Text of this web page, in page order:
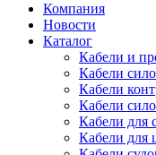
Компания
Новости
Каталог
Кабели и
Кабели
Кабели
Кабели
Кабели для
Кабели для